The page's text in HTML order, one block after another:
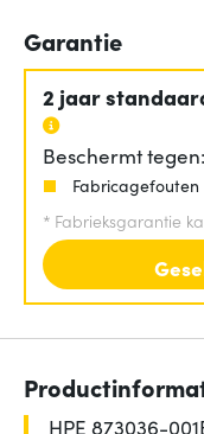
Garantie
2 jaar
Beschermt tegen:
Fabricagefouten
* Fabrieksgarantie
HPE 873036-